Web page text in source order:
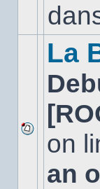
dans
Aucun
nouveau
message
non-
La
on
an